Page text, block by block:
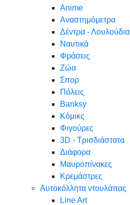
Anime
Αναστημόμετρα
Δέντρα - Λουλούδια
Ναυτικά
Φράσεις
Ζώα
Σπορ
Πόλεις
Banksy
Κόμικς
Φιγούρες
3D - Τρισδιάστατα
Διάφορα
Μαυροπίνακες
Κρεμάστρες
Αυτοκόλλητα ντουλάπας
Line Art